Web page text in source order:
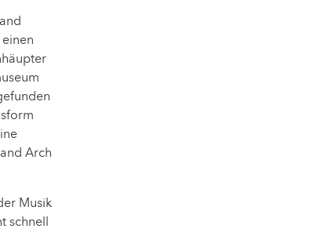
Arch
Musik
schnell